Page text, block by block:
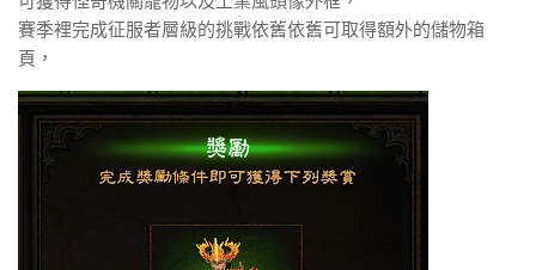
賽季裡完成征服者層級的挑戰依舊依舊可取得額外的儲物箱
頁，